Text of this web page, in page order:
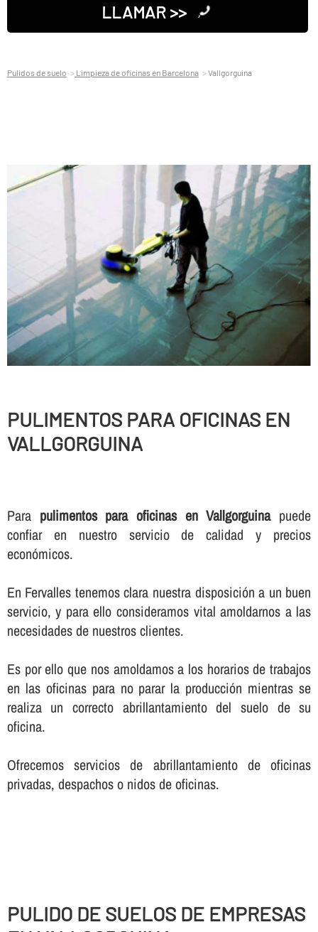
LLAMAR >>
Pulidos de suelo Limpieza de oficinas en Barcelona Vallgorguina
PULIMENTOS PARA OFICINAS EN
VALLGORGUINA
Para pulimentos para oficinas en Vallgorguinapuede
confiar en nuestro servicio de calidad y precios
económicos.
En Fervalles tenemos clara nuestra disposición a un buen
servicio, y para ello consideramos vital amoldarnos a las
necesidades de nuestros clientes.
Es por ello que nos amoldamos a los horarios de trabajos
en las oficinas para no parar la producción mientras se
realiza un correcto abrillantamiento del suelo de su
oficina.
Ofrecemos servicios de abrillantamiento de oficinas
privadas, despachos o nidos de oficinas.
PULIDO DE SUELOS DE EMPRESAS